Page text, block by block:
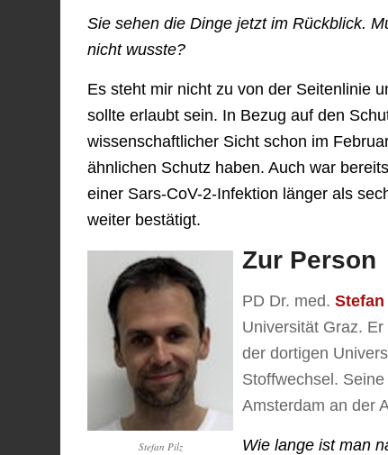
Sie sehen die Dinge jetzt im Rückblick.
nicht wusste?
Es steht mir nicht zu von der Seitenlinie
sollte erlaubt sein. In Bezug auf den
wissenschaftlicher Sicht schon im
ähnlichen Schutz haben. Auch war
einer Sars-CoV-2-Infektion länger als
weiter bestätigt.
Stefan Pilz
Zur Person
PD Dr. med.
Universität Graz.
der dortigen
Stoffwechsel.
Amsterdam an der
Wie lange ist man